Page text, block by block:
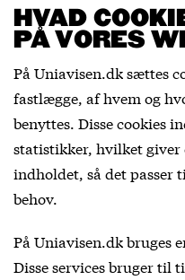
HVAD
PÅ VORES
På Uniavisen.dk sættes
fastlægge, af hvem og
benyttes. Disse cookies
statistikker, hvilket giver
indholdet, så det passer
behov.
På Uniavisen.dk bruges
Disse services bruger til